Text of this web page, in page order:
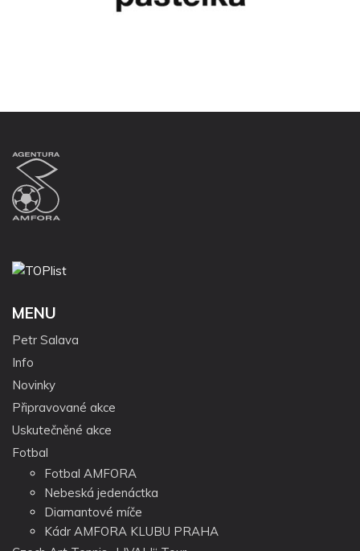
MENU
Petr Salava
Info
Novinky
Připravované akce
Uskutečněné akce
Fotbal
Fotbal AMFORA
Nebeská jedenáctka
Diamantové míče
Kádr AMFORA KLUBU PRAHA